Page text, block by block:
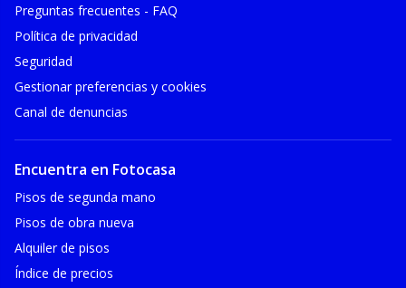
Preguntas frecuentes - FAQ
Política de privacidad
Seguridad
Gestionar preferencias y cookies
Canal de denuncias
Encuentra en Fotocasa
Pisos de segunda mano
Pisos de obra nueva
Alquiler de pisos
Índice de precios